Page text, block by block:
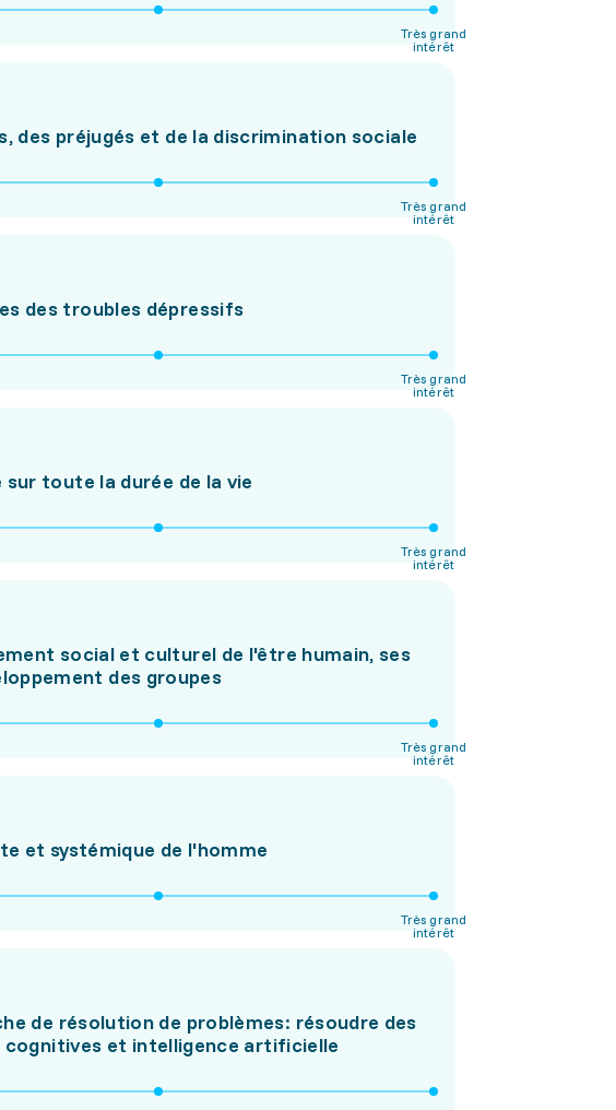
Très grand
intérêt
des préjugés et de la discrimination sociale
Très grand
intérêt
des troubles dépressifs
Très grand
intérêt
toute la durée de la vie
Très grand
intérêt
social et culturel de l'être humain, ses
des groupes
Très grand
intérêt
et systémique de l'homme
Très grand
intérêt
de résolution de problèmes: résoudre des
et intelligence artificielle